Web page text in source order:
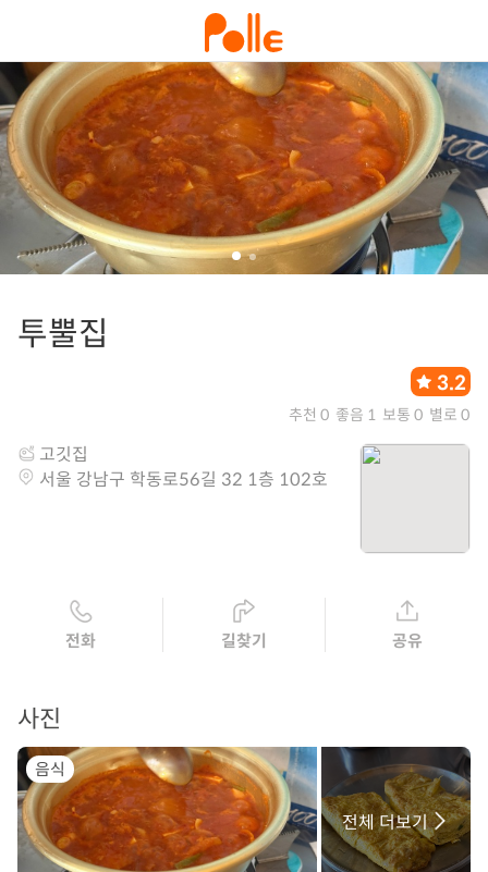
투뿔집
3.2
추천 0 좋음 1 보통 0 별로 0
고깃집
서울 강남구 학동로56길 32 1층 102호
전화 길찾기 공유
사진
음식
전체 더보기